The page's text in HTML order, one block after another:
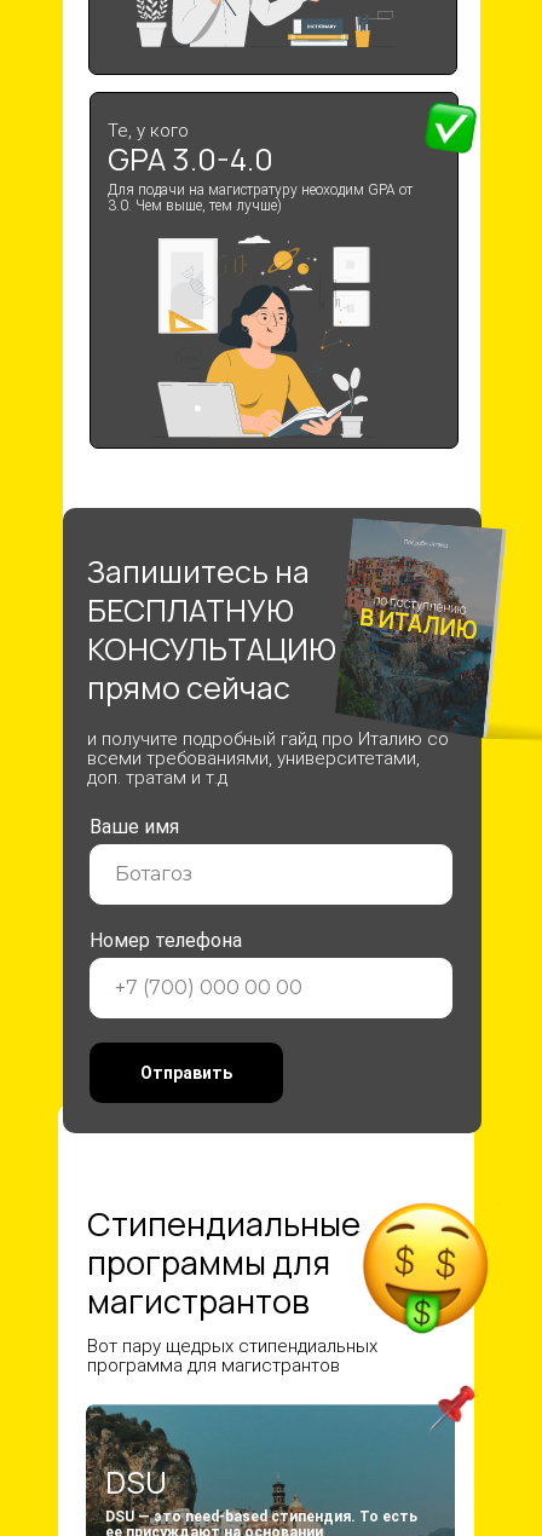
GPA 3.0-4.0
Для подачи на магистратуру неоходим GPA от
3.0. Чем выше, тем лучше)
Те, у кого
Запишитесь на
БЕСПЛАТНУЮ
КОНСУЛЬТАЦИЮ
прямо сейчас
и получите подробный гайд про Италию со
всеми требованиями, университетами,
доп. тратам и т.д
Стипендиальные
программы для
магистрантов
Вот пару щедрых стипендиальных
программа для магистрантов
DSU
DSU — это need-based стипендия. То есть
ее присуждают на основании
Ваше имя
Номер телефона
Отправить